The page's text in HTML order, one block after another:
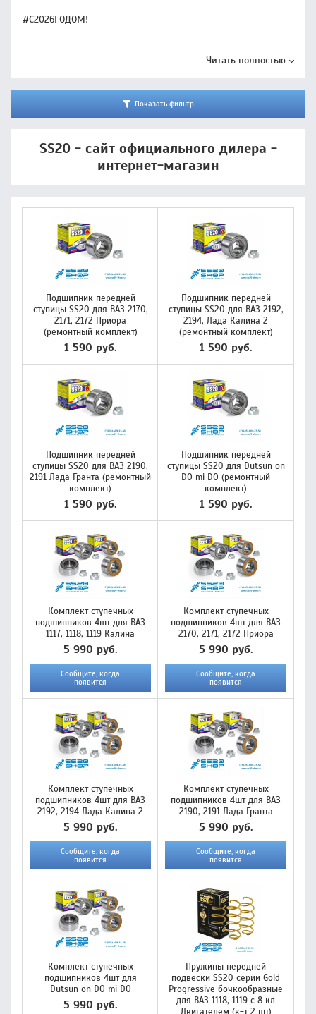
#С2026ГОДОМ!
Читать полностью
Показать фильтр
SS20 - сайт официального дилера -
интернет-магазин
Подшипник передней
ступицы SS20 для ВАЗ 2170,
2171, 2172 Приора
(ремонтный комплект)
1 590 руб.
Подшипник передней
ступицы SS20 для ВАЗ 2192,
2194, Лада Калина 2
(ремонтный комплект)
1 590 руб.
Подшипник передней
ступицы SS20 для ВАЗ 2190,
2191 Лада Гранта (ремонтный
комплект)
1 590 руб.
Подшипник передней
ступицы SS20 для Dutsun on
DO mi DO (ремонтный
комплект)
1 590 руб.
Комплект ступечных
подшипников 4шт для ВАЗ
1117, 1118, 1119 Калина
5 990 руб.
Сообщите, когда
появится
Комплект ступечных
подшипников 4шт для ВАЗ
2170, 2171, 2172 Приора
5 990 руб.
Сообщите, когда
появится
Комплект ступечных
подшипников 4шт для ВАЗ
2192, 2194 Лада Калина 2
5 990 руб.
Сообщите, когда
появится
Комплект ступечных
подшипников 4шт для ВАЗ
2190, 2191 Лада Гранта
5 990 руб.
Сообщите, когда
появится
Комплект ступечных
подшипников 4шт для
Dutsun on DO mi DO
5 990 руб.
Пружины передней
подвески SS20 серии Gold
Progressive бочкообразные
для ВАЗ 1118, 1119 с 8 кл